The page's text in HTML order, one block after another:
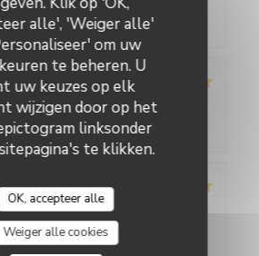
alle', 'Weiger alle'
om uw
te beheren. U
uw keuzes op elk
wijzigen door op het
linksonder
te klikken.
OK, accepteer alle
Weiger alle cookies
: 5/5 Keuken 5/5
- Gasten 2
:4/5 Keuken: 5/5 Kwaliteit / Prijs
- Gasten 2
:5/5 Keuken:5/5